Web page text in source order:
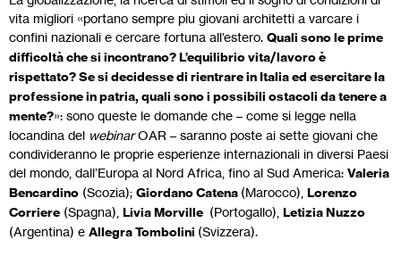
vita migliori «portano sempre piu giovani architetti a varcare i
confini nazionali e cercare fortuna all’estero. Quali sono le prime
difficoltà che si incontrano? L’equilibrio vita/lavoro è
rispettato? Se si decidesse di rientrare in Italia ed esercitare la
professione in patria, quali sono i possibili ostacoli da tenere a
mente?»: sono queste le domande che – come si legge nella
locandina del webinarOAR – saranno poste ai sette giovani che
condivideranno le proprie esperienze internazionali in diversi Paesi
del mondo, dall’Europa al Nord Africa, fino al Sud America: Valeria
Bencardino (Scozia); Giordano Catena (Marocco), Lorenzo
Corriere (Spagna), Livia Morville (Portogallo), Letizia Nuzzo
(Argentina) e Allegra Tombolini (Svizzera).